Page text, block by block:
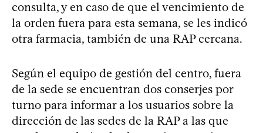
consulta, y en caso de que el vencimiento de
la orden fuera para esta semana, se les indicó
otra farmacia, también de una RAP cercana.
Según el equipo de gestión del centro, fuera
de la sede se encuentran dos conserjes por
turno para informar a los usuarios sobre la
dirección de las sedes de la RAP a las que